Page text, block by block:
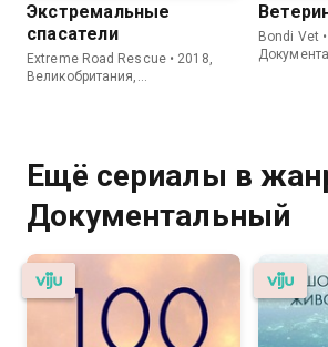
Экстремальные
спасатели
Extreme Road Rescue • 2018,
Великобритания,
Bondi Vet
Ещё сериалы в
Документальный